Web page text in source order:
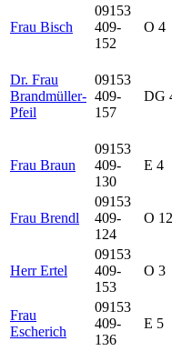
Frau Bisch
09153
409-
152
O 4
Dr. Frau
Brandmüller-
Pfeil
09153
409-
157
DG
Frau Braun
09153
409-
130
E 4
Frau Brendl
09153
409-
124
O 12
Herr Ertel
09153
409-
153
O 3
Frau
Escherich
09153
409-
136
E 5